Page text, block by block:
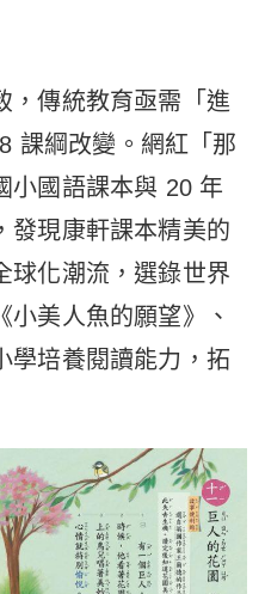
，傳統教育亟需「進
課綱改變。網紅「那
小國語課本與 20 年
發現康軒課本精美的
球化潮流，選錄世界
美人魚的願望》、
學培養閱讀能力，拓